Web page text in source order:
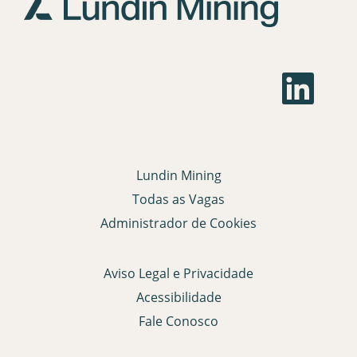
informações
para
A
r
Lundin Mining
Todas as Vagas
Administrador de Cookies
Aviso Legal e Privacidade
Acessibilidade
Fale Conosco